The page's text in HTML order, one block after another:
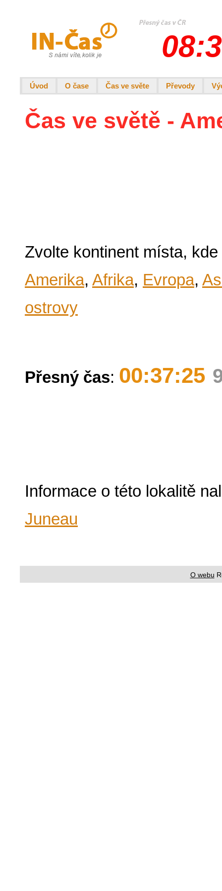
Úvod O čase Čas ve světe Převody
Čas ve světě -
Zvolte kontinent místa,
Amerika, Afrika, Evropa,
ostrovy
Přesný čas: 00:37:25
Informace o této lokalitě
Juneau
O webu